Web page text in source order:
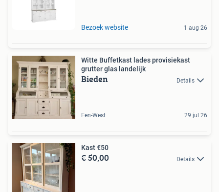
Bezoek website 1 aug 26
Witte Buffetkast lades provisiekast
grutter glas landelijk
Bieden Details
Een-West 29 jul 26
Kast €50
€ 50,00 Details